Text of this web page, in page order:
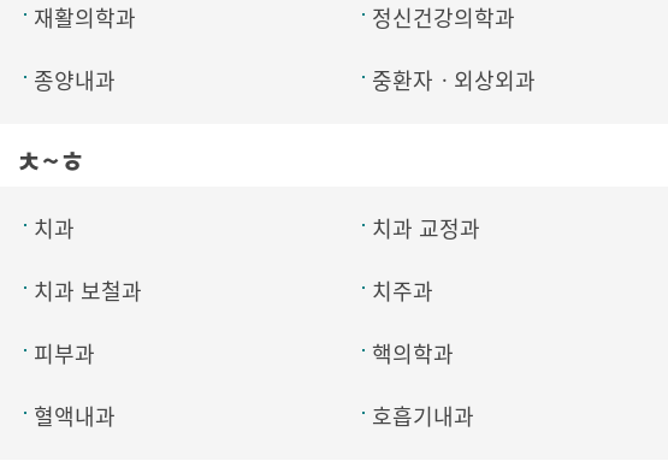
재활의학과
정신건강의학과
종양내과
중환자ㆍ외상외과
ㅊ~ㅎ
치과 치과 교정과
치과 보철과
치주과
피부과
핵의학과
혈액내과
호흡기내과